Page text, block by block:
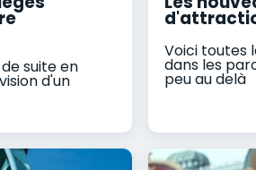
suite en
d'un
Voici toutes
dans les
peu au delà